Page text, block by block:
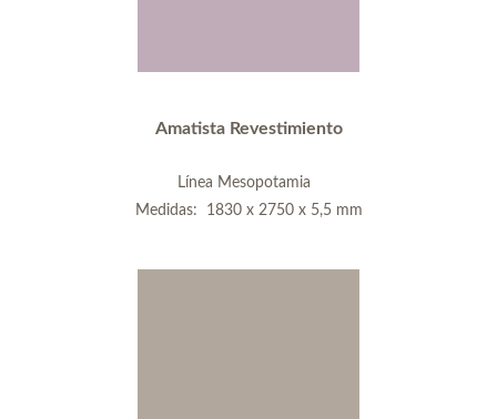
Amatista Revestimiento
Línea Mesopotamia
Medidas: 1830 x 2750 x 5,5 mm